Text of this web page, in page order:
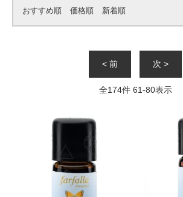
おすすめ順 価格順 新着順
< 前 次 >
全174件 61-80表示